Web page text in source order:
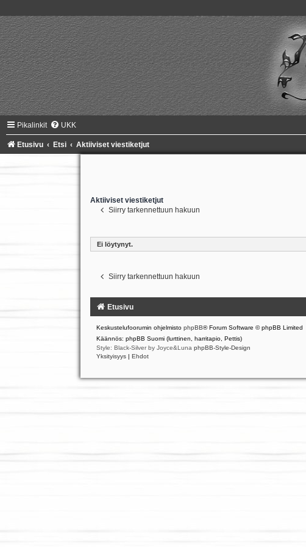
Pikalinkit UKK
Etusivu Etsi Aktiiviset viestiketjut
Aktiiviset viestiketjut
Siirry tarkennettuun hakuun
Ei löytynyt.
Siirry tarkennettuun hakuun
Etusivu
Keskustelufoorumin ohjelmisto phpBB® Forum Software © phpBB Limited
Käännös: phpBB Suomi (lurttinen, harritapio, Pettis)
Style: Black-Silver by Joyce&Luna phpBB-Style-Design
Yksityisyys | Ehdot